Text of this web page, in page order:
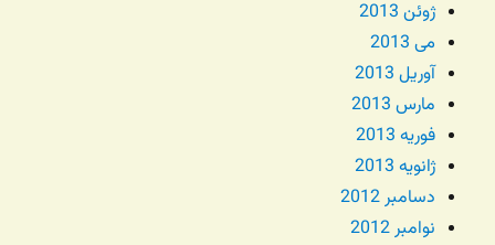
ژوئن 2013
می 2013
آوریل 2013
مارس 2013
فوریه 2013
ژانویه 2013
دسامبر 2012
نوامبر 2012